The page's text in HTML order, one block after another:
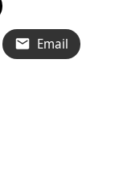
Email